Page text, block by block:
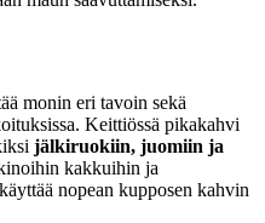
monin eri tavoin sekä
Keittiössä pikakahvi
jälkiruokiin, juomiin ja
kakkuihin ja
nopean kupposen kahvin